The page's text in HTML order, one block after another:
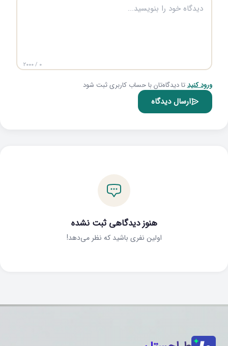
۰ / ۲۰۰۰
ورود کنیدتا دیدگاه‌تان با حساب کاربری ثبت شود
ارسال دیدگاه
هنوز دیدگاهی ثبت نشده
اولین نفری باشید که نظر می‌دهد!